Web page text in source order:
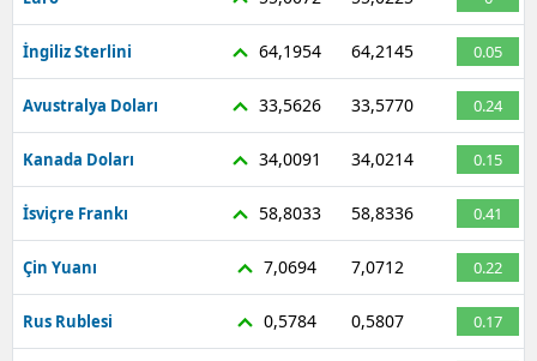
İzmir
Kars
Kastamonu
Kayseri
Kırklareli
Kırşehir
İngiliz Sterlini 64,1954 64,2145 0.05
Avustralya Doları 33,5626 33,5770 0.24
Kanada Doları 34,0091 34,0214 0.15
İsviçre Frankı 58,8033 58,8336 0.41
Çin Yuanı 7,0694 7,0712 0.22
Rus Rublesi 0,5784 0,5807 0.17